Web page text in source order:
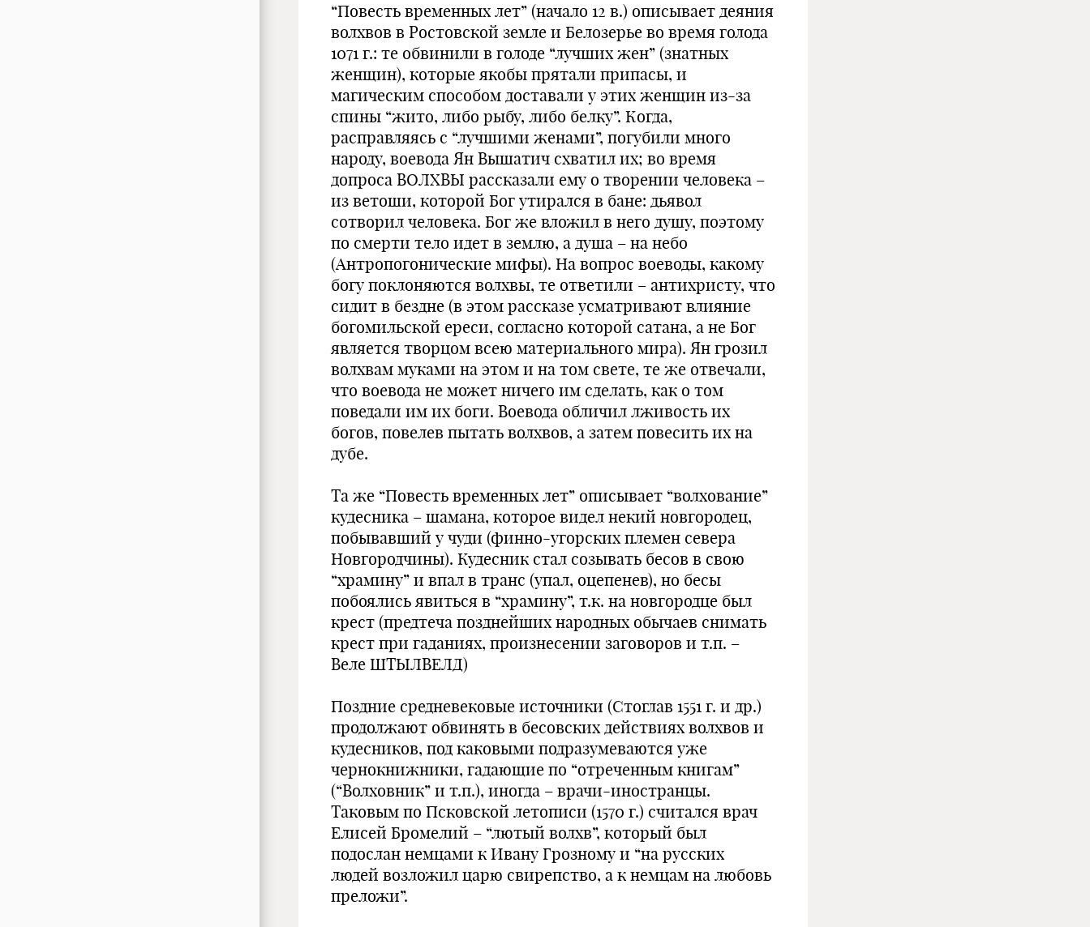
“Повесть временных лет” (начало 12 в.) описывает деяния
волхвов в Ростовской земле и Белозерье во время голода
1071 г.: те обвинили в голоде “лучших жен” (знатных
женщин), которые якобы прятали припасы, и
магическим способом доставали у этих женщин из-за
спины “жито, либо рыбу, либо белку”. Когда,
расправляясь с “лучшими женами”, погубили много
народу, воевода Ян Вышатич схватил их; во время
допроса ВОЛХВЫ рассказали ему о творении человека –
из ветоши, которой Бог утирался в бане: дьявол
сотворил человека. Бог же вложил в него душу, поэтому
по смерти тело идет в землю, а душа – на небо
(Антропогонические мифы). На вопрос воеводы, какому
богу поклоняются волхвы, те ответили – антихристу, что
сидит в бездне (в этом рассказе усматривают влияние
богомильской ереси, согласно которой сатана, а не Бог
является творцом всею материального мира). Ян грозил
волхвам муками на этом и на том свете, те же отвечали,
что воевода не может ничего им сделать, как о том
поведали им их боги. Воевода обличил лживость их
богов, повелев пытать волхвов, а затем повесить их на
дубе.
Та же “Повесть временных лет” описывает “волхование”
кудесника – шамана, которое видел некий новгородец,
побывавший у чуди (финно-угорских племен севера
Новгородчины). Кудесник стал созывать бесов в свою
“храмину” и впал в транс (упал, оцепенев), но бесы
побоялись явиться в “храмину”, т.к. на новгородце был
крест (предтеча позднейших народных обычаев снимать
крест при гаданиях, произнесении заговоров и т.п. –
Веле ШТЫЛВЕЛД)
Поздние средневековые источники (Стоглав 1551 г. и др.)
продолжают обвинять в бесовских действиях волхвов и
кудесников, под каковыми подразумеваются уже
чернокнижники, гадающие по “отреченным книгам”
(“Волховник” и т.п.), иногда – врачи-иностранцы.
Таковым по Псковской летописи (1570 г.) считался врач
Елисей Бромелий – “лютый волхв”, который был
подослан немцами к Ивану Грозному и “на русских
людей возложил царю свирепство, а к немцам на любовь
преложи”.